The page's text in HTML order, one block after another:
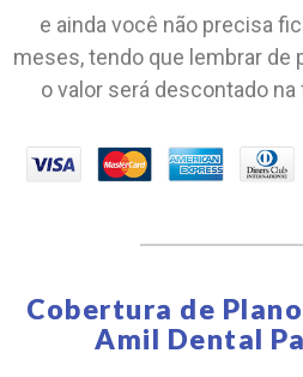
e ainda você não precisa
meses, tendo que lembrar de
o valor será descontado
Cobertura de
Amil Dental